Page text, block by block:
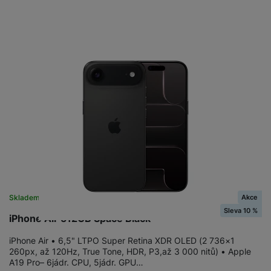
iPhone Air 512GB Space Black
Skladem
Akce
Sleva 10 %
iPhone Air • 6,5" LTPO Super Retina XDR OLED (2 736×1
260px, až 120Hz, True Tone, HDR, P3,až 3 000 nitů) • Apple
A19 Pro– 6jádr. CPU, 5jádr. GPU…